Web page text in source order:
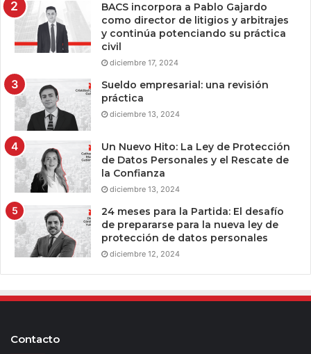
BACS incorpora a Pablo Gajardo
como director de litigios y arbitrajes
y continúa potenciando su práctica
civil
diciembre 17, 2024
Sueldo empresarial: una revisión
práctica
diciembre 13, 2024
Un Nuevo Hito: La Ley de Protección
de Datos Personales y el Rescate de
la Confianza
diciembre 13, 2024
24 meses para la Partida: El desafío
de prepararse para la nueva ley de
protección de datos personales
diciembre 12, 2024
Contacto